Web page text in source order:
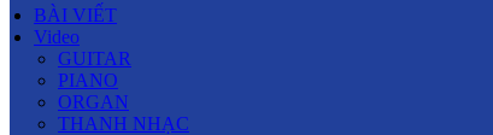
BÀI VIẾT
Video
GUITAR
PIANO
ORGAN
THANH NHẠC